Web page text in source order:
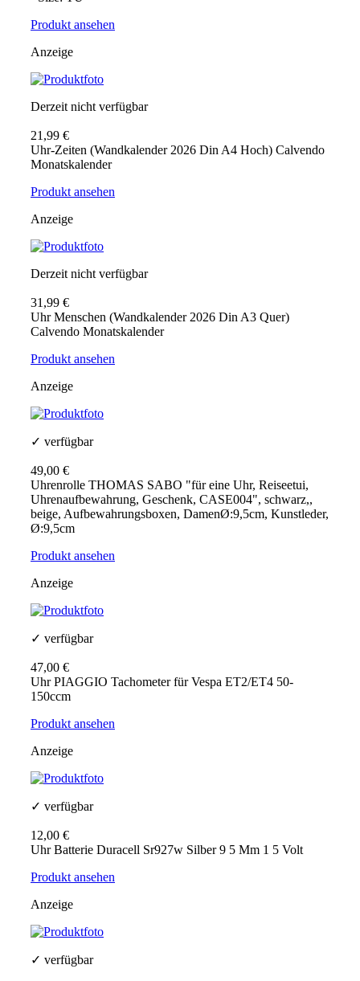
Produkt ansehen
Anzeige
Derzeit nicht verfügbar
21,99 €
Uhr-Zeiten (Wandkalender 2026 Din A4 Hoch) Calvendo
Monatskalender
Produkt ansehen
Anzeige
Derzeit nicht verfügbar
31,99 €
Uhr Menschen (Wandkalender 2026 Din A3 Quer)
Calvendo Monatskalender
Produkt ansehen
Anzeige
✓ verfügbar
49,00 €
Uhrenrolle THOMAS SABO "für eine Uhr, Reiseetui,
Uhrenaufbewahrung, Geschenk, CASE004", schwarz,,
beige, Aufbewahrungsboxen, DamenØ:9,5cm, Kunstleder,
Ø:9,5cm
Produkt ansehen
Anzeige
✓ verfügbar
47,00 €
Uhr PIAGGIO Tachometer für Vespa ET2/ET4 50-
150ccm
Produkt ansehen
Anzeige
✓ verfügbar
12,00 €
Uhr Batterie Duracell Sr927w Silber 9 5 Mm 1 5 Volt
Produkt ansehen
Anzeige
✓ verfügbar